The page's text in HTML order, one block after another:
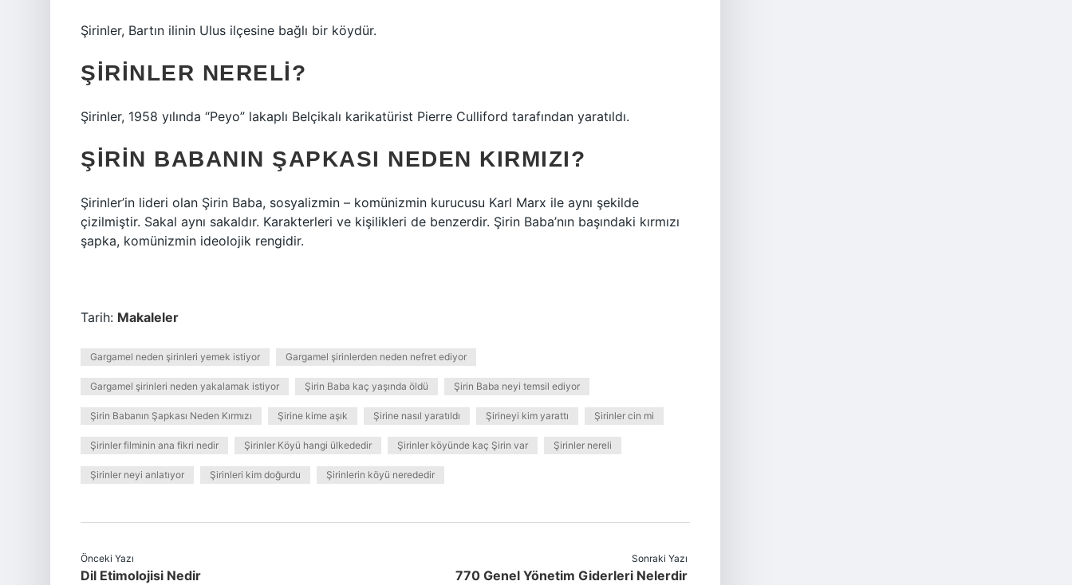
Şirinler, Bartın ilinin Ulus ilçesine bağlı bir köydür.
ŞIRINLER NERELI?
Şirinler, 1958 yılında “Peyo” lakaplı Belçikalı karikatürist Pierre Culliford tarafından yaratıldı.
ŞIRIN BABANIN ŞAPKASI NEDEN KIRMIZI?
Şirinler’in lideri olan Şirin Baba, sosyalizmin – komünizmin kurucusu Karl Marx ile aynı şekilde
çizilmiştir. Sakal aynı sakaldır. Karakterleri ve kişilikleri de benzerdir. Şirin Baba’nın başındaki kırmızı
şapka, komünizmin ideolojik rengidir.
Tarih: Makaleler
Gargamel neden şirinleri yemek istiyor Gargamel şirinlerden neden nefret ediyor
Gargamel şirinleri neden yakalamak istiyor Şirin Baba kaç yaşında öldü Şirin Baba neyi temsil ediyor
Şirin Babanın Şapkası Neden Kırmızı Şirine kime aşık Şirine nasıl yaratıldı Şirineyi kim yarattı Şirinler cin mi
Şirinler filminin ana fikri nedir Şirinler Köyü hangi ülkededir Şirinler köyünde kaç Şirin var Şirinler nereli
Şirinler neyi anlatıyor Şirinleri kim doğurdu Şirinlerin köyü nerededir
Önceki Yazı
Dil Etimolojisi Nedir
Sonraki Yazı
770 Genel Yönetim Giderleri Nelerdir